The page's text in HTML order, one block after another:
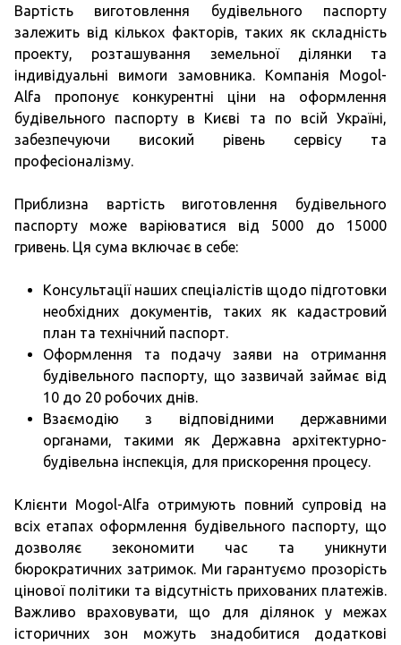
Вартість виготовлення будівельного паспорту
залежить від кількох факторів, таких як складність
проекту, розташування земельної ділянки та
індивідуальні вимоги замовника. Компанія Mogol-
Alfa пропонує конкурентні ціни на оформлення
будівельного паспорту в Києві та по всій Україні,
забезпечуючи високий рівень сервісу та
професіоналізму.
Приблизна вартість виготовлення будівельного
паспорту може варіюватися від 5000 до 15000
гривень. Ця сума включає в себе:
Консультації наших спеціалістів щодо підготовки
необхідних документів, таких як кадастровий
план та технічний паспорт.
Оформлення та подачу заяви на отримання
будівельного паспорту, що зазвичай займає від
10 до 20 робочих днів.
Взаємодію з відповідними державними
органами, такими як Державна архітектурно-
будівельна інспекція, для прискорення процесу.
Клієнти Mogol-Alfa отримують повний супровід на
всіх етапах оформлення будівельного паспорту, що
дозволяє зекономити час та уникнути
бюрократичних затримок. Ми гарантуємо прозорість
цінової політики та відсутність прихованих платежів.
Важливо враховувати, що для ділянок у межах
історичних зон можуть знадобитися додаткові